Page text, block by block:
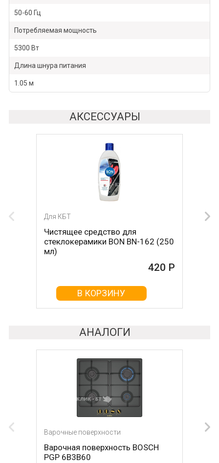
50-60 Гц
Потребляемая мощность
5300 Вт
Длина шнура питания
1.05 м
АКСЕССУАРЫ
Для КБТ
Чистящее средство для
стеклокерамики BON BN-162 (250
мл)
420 Р
В КОРЗИНУ
Для КБТ
Скребок для ухода за
стеклокерамикой BON BN-603
В КОРЗИНУ
АНАЛОГИ
Варочные поверхности
Варочная поверхность BOSCH
PGP 6B3B60
Варочные поверхности
Варочная поверхность OASIS P-
MNRT (B)